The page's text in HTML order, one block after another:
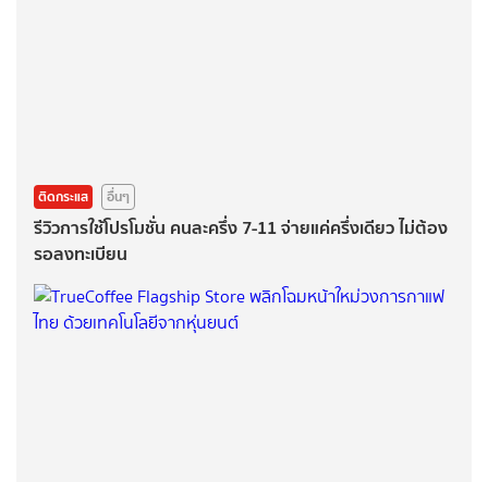
ติดกระแส อื่นๆ
รีวิวการใช้โปรโมชั่น คนละครึ่ง 7-11 จ่ายแค่ครึ่งเดียว ไม่ต้อง
รอลงทะเบียน